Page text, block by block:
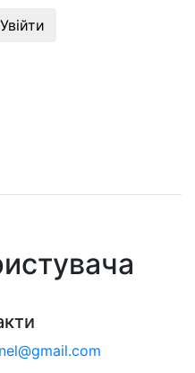
Увійти